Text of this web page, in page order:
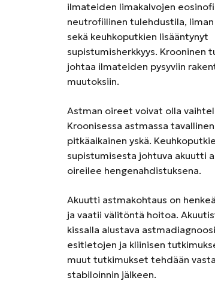
ilmateiden limakalvojen
neutrofiilinen tulehdustila,
sekä keuhkoputkien lisääntynyt
supistumisherkkyys. Krooninen
johtaa ilmateiden pysyviin
muutoksiin.
Astman oireet voivat olla
Kroonisessa astmassa
pitkäaikainen yskä.
supistumisesta johtuva akuutti
oireilee hengenahdistuksena.
Akuutti astmakohtaus on
ja vaatii välitöntä hoitoa.
kissalla alustava
esitietojen ja kliinisen
muut tutkimukset tehdään
stabiloinnin jälkeen.